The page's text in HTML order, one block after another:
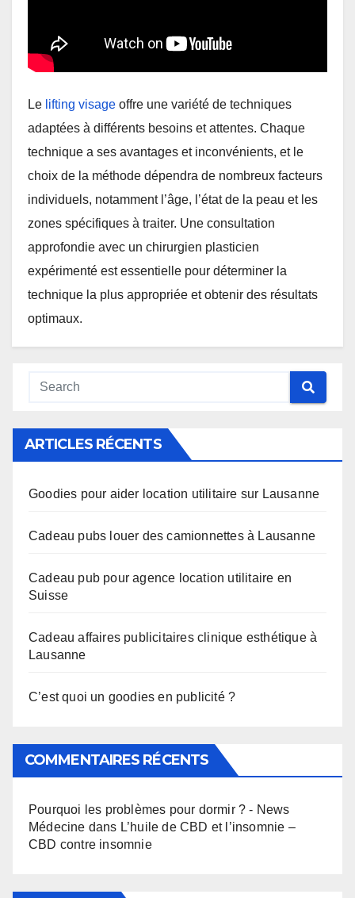
Le lifting visage offre une variété de techniques
adaptées à différents besoins et attentes. Chaque
technique a ses avantages et inconvénients, et le
choix de la méthode dépendra de nombreux facteurs
individuels, notamment l’âge, l’état de la peau et les
zones spécifiques à traiter. Une consultation
approfondie avec un chirurgien plasticien
expérimenté est essentielle pour déterminer la
technique la plus appropriée et obtenir des résultats
optimaux.
ARTICLES RÉCENTS
Goodies pour aider location utilitaire sur Lausanne
Cadeau pubs louer des camionnettes à Lausanne
Cadeau pub pour agence location utilitaire en
Suisse
Cadeau affaires publicitaires clinique esthétique à
Lausanne
C’est quoi un goodies en publicité ?
COMMENTAIRES RÉCENTS
Pourquoi les problèmes pour dormir ? - News
Médecine dans L’huile de CBD et l’insomnie –
CBD contre insomnie